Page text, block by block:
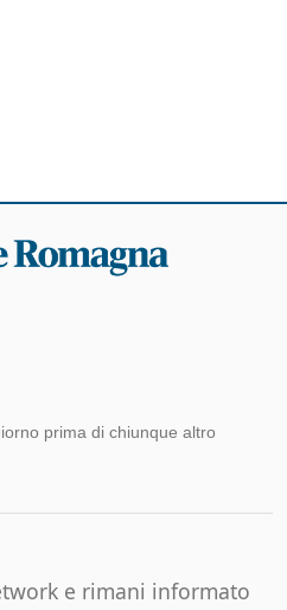
prima di chiunque altro
e rimani informato